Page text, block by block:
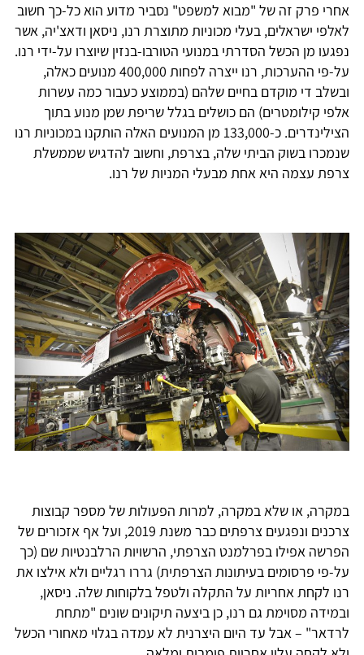
אחרי פרק זה של "מבוא למשפט" נסביר מדוע הוא כל-כך חשוב
לאלפי ישראלים, בעלי מכוניות מתוצרת רנו, ניסאן ודאצ'יה, אשר
נפגעו מן הכשל הסדרתי במנועי הטורבו-בנזין שיוצרו על-ידי רנו.
על-פי ההערכות, רנו ייצרה לפחות 400,000 מנועים כאלה,
ובשלב די מוקדם בחיים שלהם (בממוצע כעבור כמה עשרות
אלפי קילומטרים) הם כושלים בגלל שריפת שמן מנוע בתוך
הצילינדרים. כ-133,000 מן המנועים האלה הותקנו במכוניות רנו
שנמכרו בשוק הביתי שלה, בצרפת, וחשוב להדגיש שממשלת
צרפת עצמה היא אחת מבעלי המניות של רנו.
במקרה, או שלא במקרה, למרות הפעולות של מספר קבוצות
צרכנים ונפגעים צרפתים כבר משנת 2019, ועל אף אזכורים של
הפרשה אפילו בפרלמנט הצרפתי, הרשויות הרלבנטיות שם (כך
על-פי פרסומים בעיתונות הצרפתית) גררו רגליים ולא אילצו את
רנו לקחת אחריות על התקלה ולטפל בלקוחות שלה. ניסאן,
ובמידה מסוימת גם רנו, כן ביצעה תיקונים שונים "מתחת
לרדאר" – אבל עד היום היצרנית לא עמדה בגלוי מאחורי הכשל